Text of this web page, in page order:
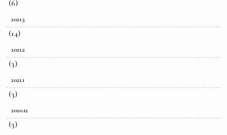
(6)
2021.3
(14)
2021.2
(3)
2021.1
(3)
2020.12
(3)